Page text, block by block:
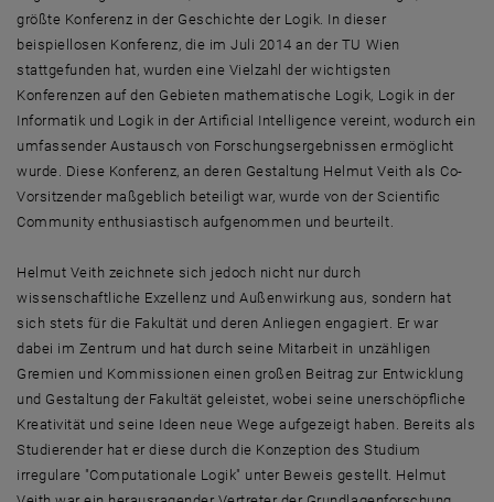
größte Konferenz in der Geschichte der Logik. In dieser
beispiellosen Konferenz, die im Juli 2014 an der TU Wien
stattgefunden hat, wurden eine Vielzahl der wichtigsten
Konferenzen auf den Gebieten mathematische Logik, Logik in der
Informatik und Logik in der Artificial Intelligence vereint, wodurch ein
umfassender Austausch von Forschungsergebnissen ermöglicht
wurde. Diese Konferenz, an deren Gestaltung Helmut Veith als Co-
Vorsitzender maßgeblich beteiligt war, wurde von der Scientific
Community enthusiastisch aufgenommen und beurteilt.
Helmut Veith zeichnete sich jedoch nicht nur durch
wissenschaftliche Exzellenz und Außenwirkung aus, sondern hat
sich stets für die Fakultät und deren Anliegen engagiert. Er war
dabei im Zentrum und hat durch seine Mitarbeit in unzähligen
Gremien und Kommissionen einen großen Beitrag zur Entwicklung
und Gestaltung der Fakultät geleistet, wobei seine unerschöpfliche
Kreativität und seine Ideen neue Wege aufgezeigt haben. Bereits als
Studierender hat er diese durch die Konzeption des Studium
irregulare "Computationale Logik" unter Beweis gestellt. Helmut